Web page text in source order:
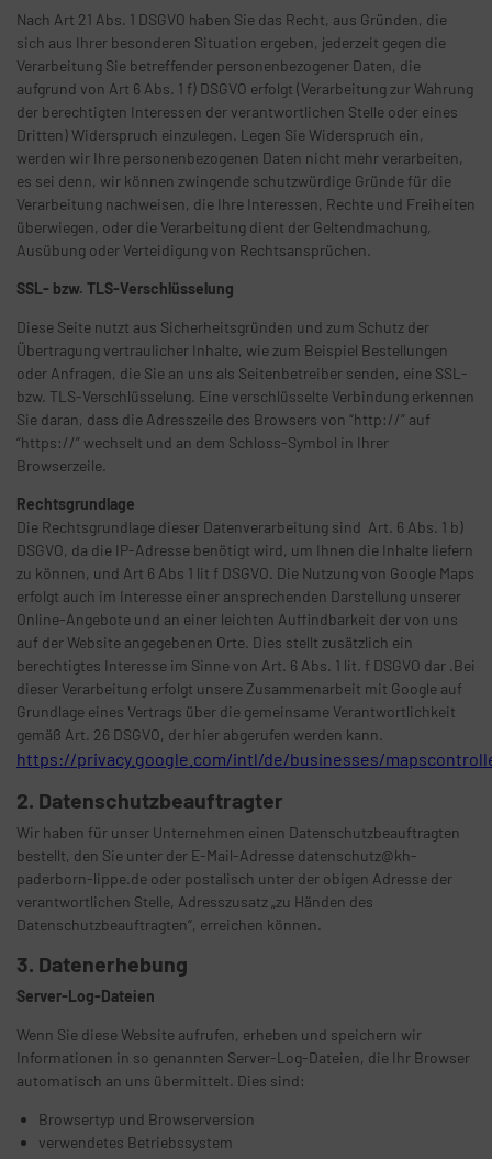
Nach Art 21 Abs. 1 DSGVO haben Sie das Recht, aus Gründen, die
sich aus Ihrer besonderen Situation ergeben, jederzeit gegen die
Verarbeitung Sie betreffender personenbezogener Daten, die
aufgrund von Art 6 Abs. 1 f) DSGVO erfolgt (Verarbeitung zur Wahrung
der berechtigten Interessen der verantwortlichen Stelle oder eines
Dritten) Widerspruch einzulegen. Legen Sie Widerspruch ein,
werden wir Ihre personenbezogenen Daten nicht mehr verarbeiten,
es sei denn, wir können zwingende schutzwürdige Gründe für die
Verarbeitung nachweisen, die Ihre Interessen, Rechte und Freiheiten
überwiegen, oder die Verarbeitung dient der Geltendmachung,
Ausübung oder Verteidigung von Rechtsansprüchen.
SSL- bzw. TLS-Verschlüsselung
Diese Seite nutzt aus Sicherheitsgründen und zum Schutz der
Übertragung vertraulicher Inhalte, wie zum Beispiel Bestellungen
oder Anfragen, die Sie an uns als Seitenbetreiber senden, eine SSL-
bzw. TLS-Verschlüsselung. Eine verschlüsselte Verbindung erkennen
Sie daran, dass die Adresszeile des Browsers von “http://” auf
“https://” wechselt und an dem Schloss-Symbol in Ihrer
Browserzeile.
Rechtsgrundlage
Die Rechtsgrundlage dieser Datenverarbeitung sind Art. 6 Abs. 1 b)
DSGVO, da die IP-Adresse benötigt wird, um Ihnen die Inhalte liefern
zu können, und Art 6 Abs 1 lit f DSGVO. Die Nutzung von Google Maps
erfolgt auch im Interesse einer ansprechenden Darstellung unserer
Online-Angebote und an einer leichten Auffindbarkeit der von uns
auf der Website angegebenen Orte. Dies stellt zusätzlich ein
berechtigtes Interesse im Sinne von Art. 6 Abs. 1 lit. f DSGVO dar .Bei
dieser Verarbeitung erfolgt unsere Zusammenarbeit mit Google auf
Grundlage eines Vertrags über die gemeinsame Verantwortlichkeit
gemäß Art. 26 DSGVO, der hier abgerufen werden kann.
https://privacy.google.com/intl/de/businesses/
2. Datenschutzbeauftragter
Wir haben für unser Unternehmen einen Datenschutzbeauftragten
bestellt, den Sie unter der E-Mail-Adresse datenschutz@kh-
paderborn-lippe.de oder postalisch unter der obigen Adresse der
verantwortlichen Stelle, Adresszusatz „zu Händen des
Datenschutzbeauftragten“, erreichen können.
3. Datenerhebung
Server-Log-Dateien
Wenn Sie diese Website aufrufen, erheben und speichern wir
Informationen in so genannten Server-Log-Dateien, die Ihr Browser
automatisch an uns übermittelt. Dies sind:
Browsertyp und Browserversion
verwendetes Betriebssystem